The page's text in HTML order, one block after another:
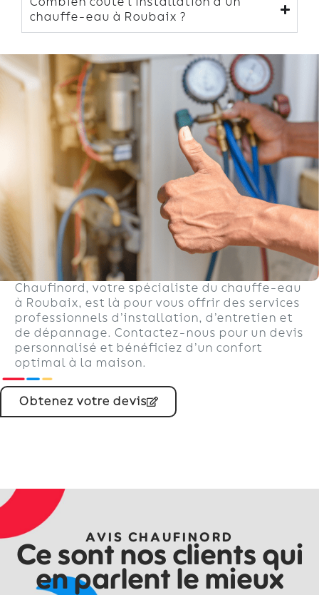
chauffe-eau à Roubaix ?
Chaufinord, votre spécialiste du chauffe-eau
à Roubaix, est là pour vous offrir des services
professionnels d’installation, d’entretien et
de dépannage. Contactez-nous pour un devis
personnalisé et bénéficiez d’un confort
optimal à la maison.
Obtenez votre devis
AVIS CHAUFINORD
Ce sont nos clients qui
en parlent le mieux